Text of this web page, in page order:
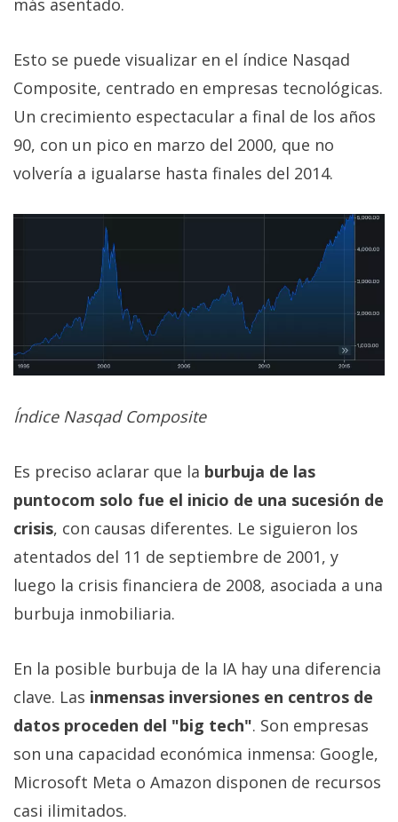
más asentado.
Esto se puede visualizar en el índice Nasqad
Composite, centrado en empresas tecnológicas.
Un crecimiento espectacular a final de los años
90, con un pico en marzo del 2000, que no
volvería a igualarse hasta finales del 2014.
Índice Nasqad Composite
Es preciso aclarar que la burbuja de las
puntocom solo fue el inicio de una sucesión de
crisis, con causas diferentes. Le siguieron los
atentados del 11 de septiembre de 2001, y
luego la crisis financiera de 2008, asociada a una
burbuja inmobiliaria.
En la posible burbuja de la IA hay una diferencia
clave. Las inmensas inversiones en centros de
datos proceden del "big tech". Son empresas
son una capacidad económica inmensa: Google,
Microsoft Meta o Amazon disponen de recursos
casi ilimitados.